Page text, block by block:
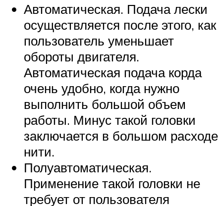
Автоматическая. Подача лески
осуществляется после этого, как
пользователь уменьшает
обороты двигателя.
Автоматическая подача корда
очень удобно, когда нужно
выполнить большой объем
работы. Минус такой головки
заключается в большом расходе
нити.
Полуавтоматическая.
Применение такой головки не
требует от пользователя